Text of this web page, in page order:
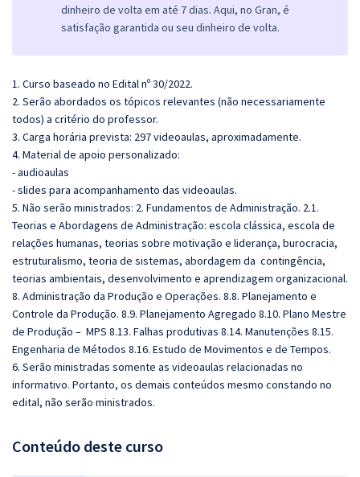
dinheiro de volta em até 7 dias. Aqui, no Gran, é
satisfação garantida ou seu dinheiro de volta.
1. Curso baseado no Edital nº 30/2022.
2. Serão abordados os tópicos relevantes (não necessariamente
todos) a critério do professor.
3. Carga horária prevista: 297 videoaulas, aproximadamente.
4. Material de apoio personalizado:
- audioaulas
- slides para acompanhamento das videoaulas.
5. Não serão ministrados: 2. Fundamentos de Administração. 2.1.
Teorias e Abordagens de Administração: escola clássica, escola de
relações humanas, teorias sobre motivação e liderança, burocracia,
estruturalismo, teoria de sistemas, abordagem da contingência,
teorias ambientais, desenvolvimento e aprendizagem organizacional.
8. Administração da Produção e Operações. 8.8. Planejamento e
Controle da Produção. 8.9. Planejamento Agregado 8.10. Plano Mestre
de Produção – MPS 8.13. Falhas produtivas 8.14. Manutenções 8.15.
Engenharia de Métodos 8.16. Estudo de Movimentos e de Tempos.
6. Serão ministradas somente as videoaulas relacionadas no
informativo. Portanto, os demais conteúdos mesmo constando no
edital, não serão ministrados.
Conteúdo deste curso